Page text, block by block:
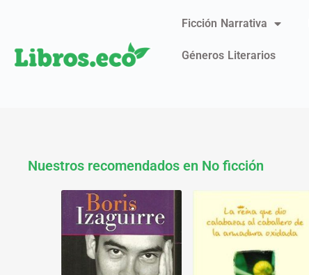
Ficción Narrativa
Géneros Literarios
Nuestros recomendados en No ficción